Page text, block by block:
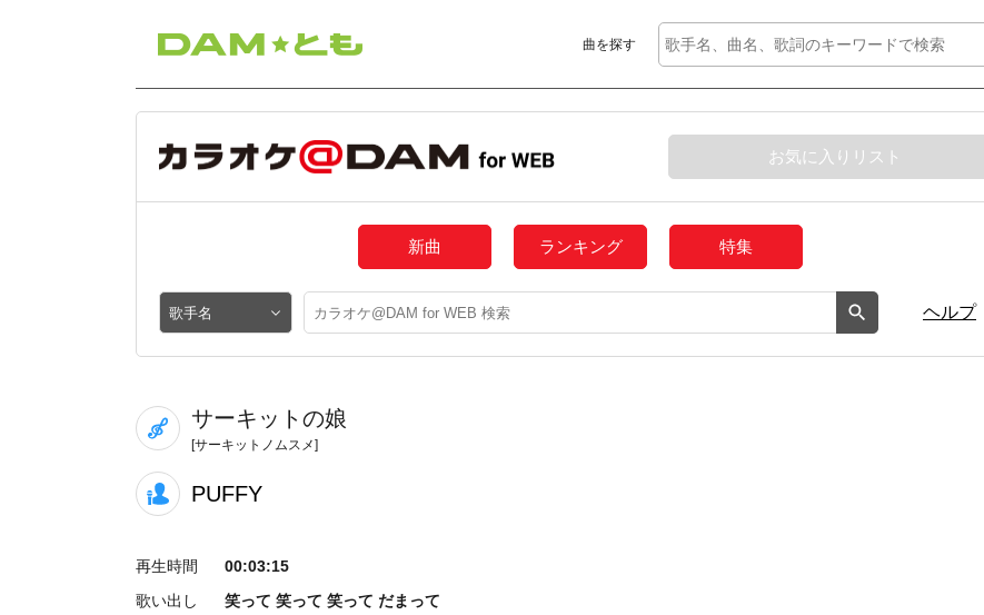
曲を探す
お気に入りリスト
新曲 ランキング 特集
ヘルプ
サーキットの娘
[サーキットノムスメ]
PUFFY
再生時間
00:03:15
歌い出し
笑って 笑って 笑って だまって